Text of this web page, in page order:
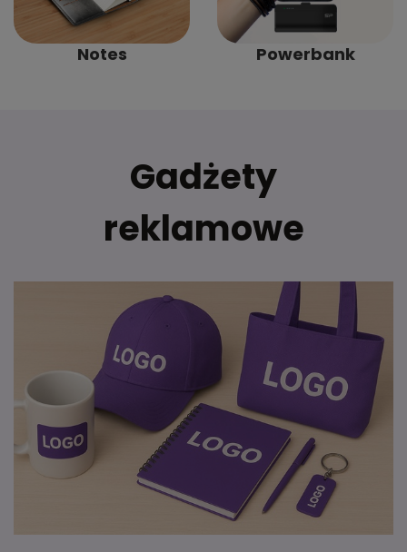
Notes Powerbank
Gadżety
reklamowe